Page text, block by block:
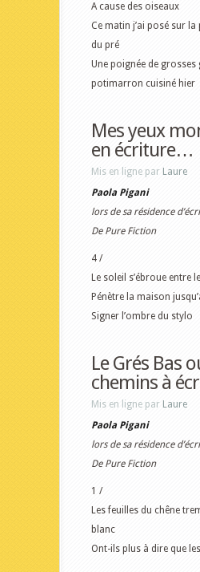
A cause des oiseaux
Ce matin j’ai posé sur la
du pré
Une poignée de grosses
potimarron cuisiné hier
Mes yeux
en écriture…
Mis en ligne par Laure
Paola Pigani
lors de sa résidence
De Pure Fiction
4 /
Le soleil s’ébroue entre
Pénètre la maison
Signer l’ombre du stylo
Le Grés Bas
chemins à
Mis en ligne par Laure
Paola Pigani
lors de sa résidence
De Pure Fiction
1 /
Les feuilles du chêne
blanc
Ont-ils plus à dire que